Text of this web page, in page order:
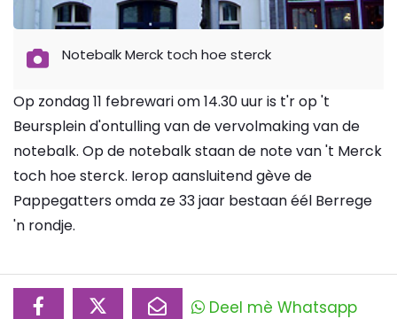
Notebalk Merck toch hoe sterck
Op zondag 11 febrewari om 14.30 uur is t'r op 't
Beursplein d'ontulling van de vervolmaking van de
notebalk. Op de notebalk staan de note van 't Merck
toch hoe sterck. Ierop aansluitend gève de
Pappegatters omda ze 33 jaar bestaan éél Berrege
'n rondje.
Deel mè Whatsapp